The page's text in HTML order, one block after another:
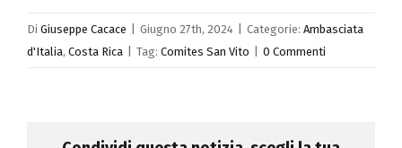
Di Giuseppe Cacace Giugno 27th, 2024 Categorie: Ambasciata
d'Italia, Costa Rica Tag: Comites San Vito 0 Commenti